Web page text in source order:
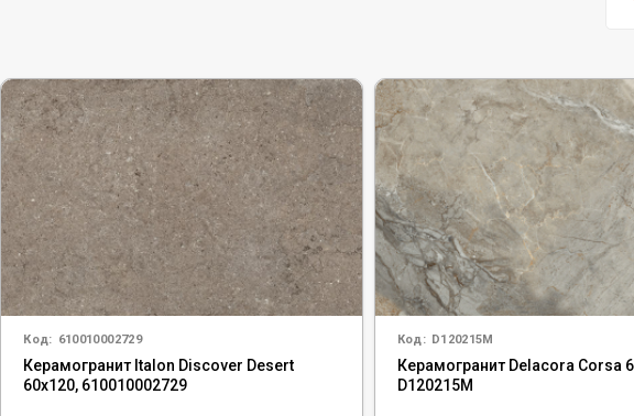
Код: 610010002729
Керамогранит Italon Discover Desert
60x120, 610010002729
Код: D120215M
Керамогранит Delacora Corsa
D120215M